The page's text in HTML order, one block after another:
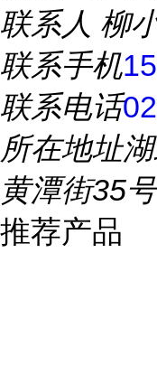
联系人 柳
联系手机
联系电话
所在地址
黄潭街35号
推荐产品